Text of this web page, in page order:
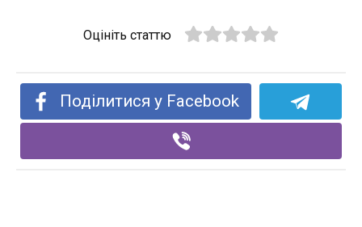
Оцініть статтю
Поділитися у Facebook